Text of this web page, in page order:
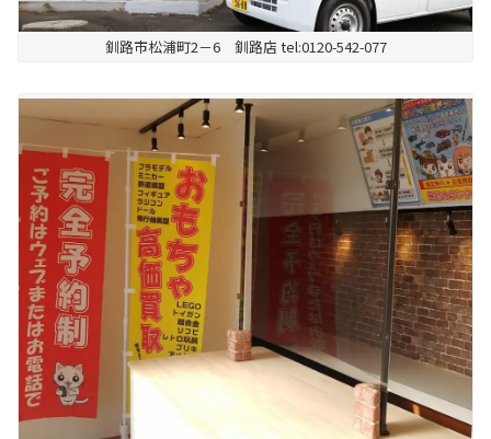
釧路市松浦町2－6 釧路店 tel:0120-542-077